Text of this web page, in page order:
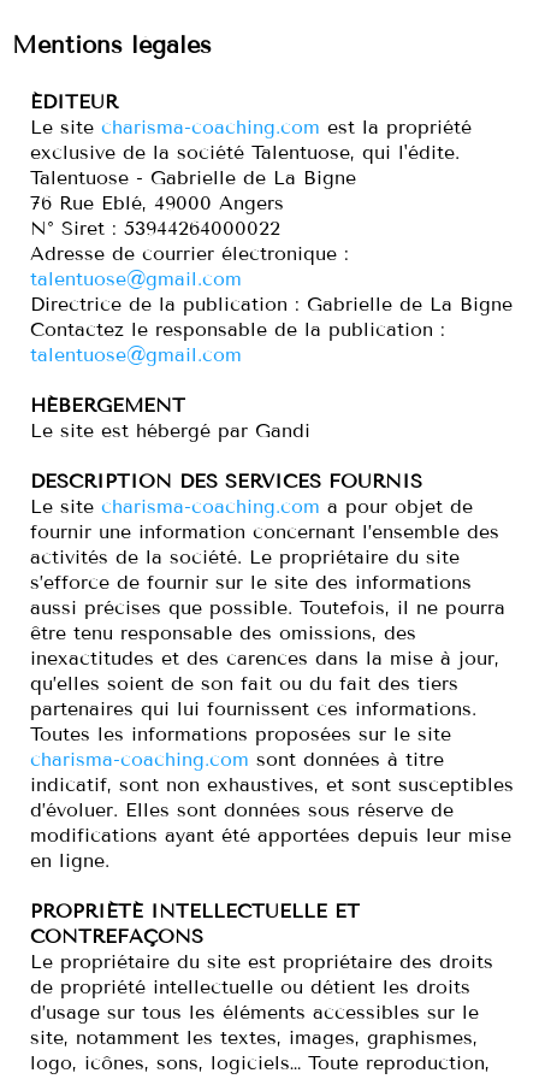
Mentions légales
ÉDITEUR
Le site charisma-coaching.com est la propriété
exclusive de la société Talentuose, qui l'édite.
Talentuose - Gabrielle de La Bigne
76 Rue Eblé, 49000 Angers
N° Siret : 53944264000022
Adresse de courrier électronique :
talentuose@gmail.com
Directrice de la publication : Gabrielle de La Bigne
Contactez le responsable de la publication :
talentuose@gmail.com
HÉBERGEMENT
Le site est hébergé par Gandi
DESCRIPTION DES SERVICES FOURNIS
Le site charisma-coaching.com a pour objet de
fournir une information concernant l’ensemble des
activités de la société. Le propriétaire du site
s’efforce de fournir sur le site des informations
aussi précises que possible. Toutefois, il ne pourra
être tenu responsable des omissions, des
inexactitudes et des carences dans la mise à jour,
qu’elles soient de son fait ou du fait des tiers
partenaires qui lui fournissent ces informations.
Toutes les informations proposées sur le site
charisma-coaching.com sont données à titre
indicatif, sont non exhaustives, et sont susceptibles
d’évoluer. Elles sont données sous réserve de
modifications ayant été apportées depuis leur mise
en ligne.
PROPRIÉTÉ INTELLECTUELLE ET
CONTREFAÇONS
Le propriétaire du site est propriétaire des droits
de propriété intellectuelle ou détient les droits
d’usage sur tous les éléments accessibles sur le
site, notamment les textes, images, graphismes,
logo, icônes, sons, logiciels… Toute reproduction,